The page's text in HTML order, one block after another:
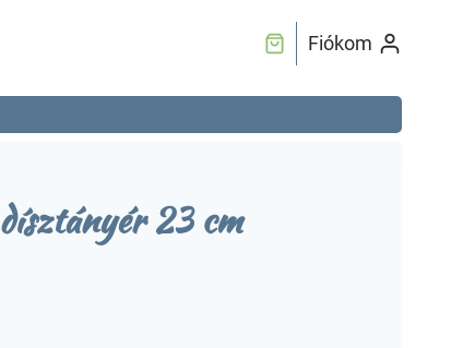
Fiókom
23 cm